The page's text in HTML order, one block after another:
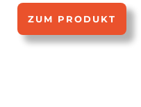
ZUM PRODUKT